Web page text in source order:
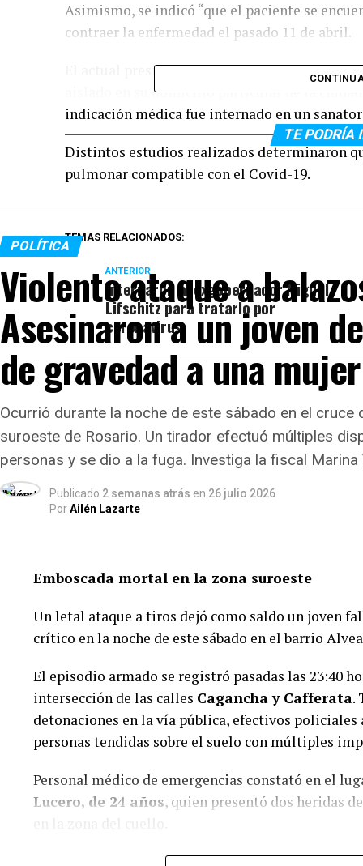
Asimismo, se indicó “que el paciente se
contraer la enfermedad el pasado 11 de abril.
El actual presidente de la Cámara de
aislado en su domicilio particular de la
indicación médica fue internado en un
Distintos estudios realizados determinaron
pulmonar compatible con el Covid-19.
TEMAS RELACIONADOS:
ANTERIOR
Internaron al exgobernador Miguel
Lifschitz para tratarlo por
coronavirus
TE PODRÍA
POLÍTICA
Violento ataque a
Asesinaron a un joven
de gravedad a una mujer
Ocurrió durante la noche de este sábado en el cruce
suroeste de Rosario. Un tirador efectuó múltiples
personas y se dio a la fuga. Investiga la fiscal Marina
Publicado 2 semanas atrás en 26 julio 2026
PorAilén Lazarte
Emboscada mortal en la zona suroeste
Un letal ataque a tiros dejó como saldo un joven
crítico en la noche de este sábado en el barrio
El episodio armado se registró pasadas las 23:40
intersección de las calles Cagancha y Cafferata.
detonaciones en la vía pública, efectivos
personas tendidas sobre el suelo con múltiples
Personal médico de emergencias constató en el
Lucero, de 24 años, quien presentó dos heridas
En tanto, una joven identificada con las iniciales